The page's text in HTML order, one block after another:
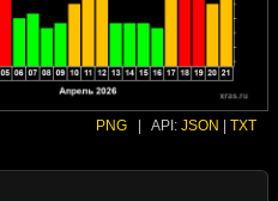
PNG API: JSON TXT